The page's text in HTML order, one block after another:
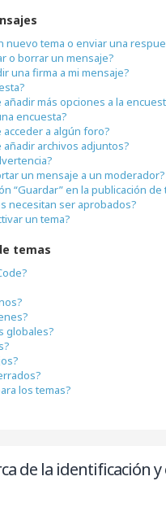
nuevo tema o enviar una
o borrar un mensaje?
una firma a mi mensaje?
más opciones a la
encuesta?
a algún foro?
archivos adjuntos?
un mensaje a un moderador?
“Guardar” en la publicación de
necesitan ser aprobados?
un tema?
temas
globales?
los temas?
de la identificación